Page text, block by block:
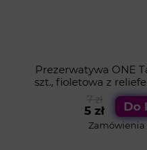
Prezerwatywa ONE
szt., fioletowa z
7 zł
5 zł Do
Zamówienia